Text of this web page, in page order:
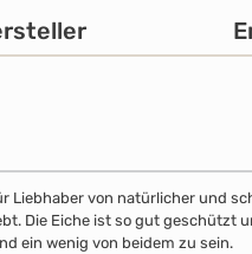
von natürlicher und
Die Eiche ist so gut
ein wenig von beidem zu sein.